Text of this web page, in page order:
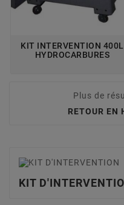
KIT INTERVENTION 400L
HYDROCARBURES
Plus de
RETOUR EN
KIT